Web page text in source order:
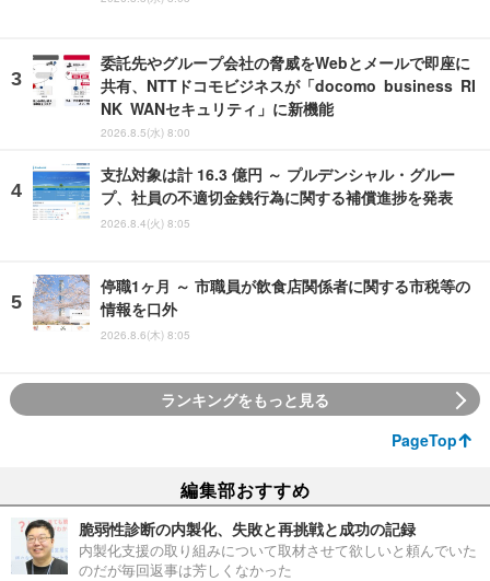
委託先やグループ会社の脅威をWebとメールで即座に
共有、NTTドコモビジネスが「docomo business RI
NK WANセキュリティ」に新機能
2026.8.5(水) 8:00
支払対象は計 16.3 億円 ～ プルデンシャル・グルー
プ、社員の不適切金銭行為に関する補償進捗を発表
2026.8.4(火) 8:05
停職1ヶ月 ～ 市職員が飲食店関係者に関する市税等の
情報を口外
2026.8.6(木) 8:05
ランキングをもっと見る
PageTop
編集部おすすめ
脆弱性診断の内製化、失敗と再挑戦と成功の記録
内製化支援の取り組みについて取材させて欲しいと頼んでいた
のだが毎回返事は芳しくなかった